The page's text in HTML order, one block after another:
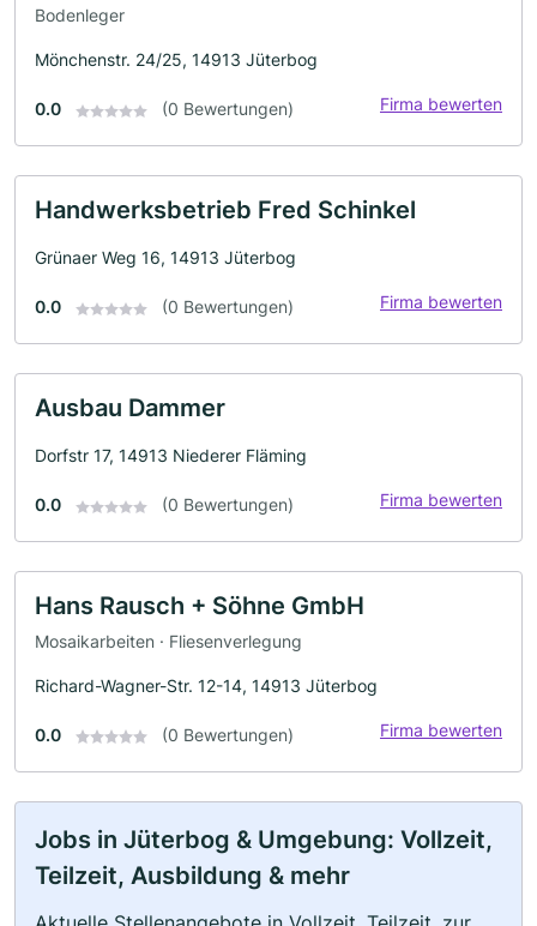
Bodenleger
Mönchenstr. 24/25, 14913 Jüterbog
0.0 (0 Bewertungen) Firma bewerten
Handwerksbetrieb Fred Schinkel
Grünaer Weg 16, 14913 Jüterbog
0.0 (0 Bewertungen) Firma bewerten
Ausbau Dammer
Dorfstr 17, 14913 Niederer Fläming
0.0 (0 Bewertungen) Firma bewerten
Hans Rausch + Söhne GmbH
Mosaikarbeiten · Fliesenverlegung
Richard-Wagner-Str. 12-14, 14913 Jüterbog
0.0 (0 Bewertungen) Firma bewerten
Jobs in Jüterbog & Umgebung: Vollzeit,
Teilzeit, Ausbildung & mehr